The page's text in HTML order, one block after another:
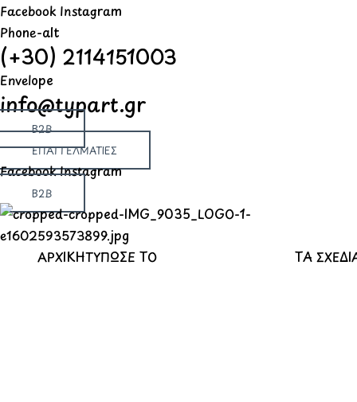
Μετάβαση
στο
περιεχόμενο
Facebook Instagram
Phone-alt
(+30) 2114151003
Envelope
info@typart.gr
B2B
ΕΠΑΓΓΕΛΜΑΤΙΕΣ
FacebookInstagram
B2B
ΑΡΧΙΚΗΤΥΠΩΣΕ ΤΟ ΤΑ
Products
search
Products
search
Products
search